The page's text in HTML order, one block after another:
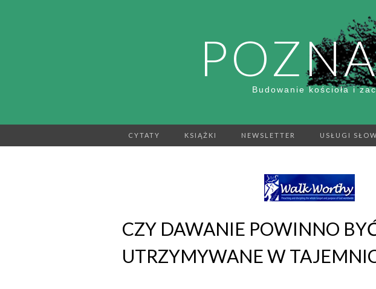
Budowanie kościoła i
CYTATY KSIĄŻKI NEWSLETTER USŁUGI
CZY DAWANIE POWINNO
UTRZYMYWANE W